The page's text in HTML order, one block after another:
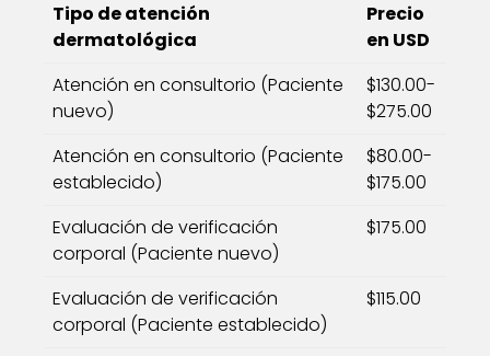
Tipo de atención
dermatológica
Precio
en USD
Atención en consultorio (Paciente
nuevo)
$130.00-
$275.00
Atención en consultorio (Paciente
establecido)
$80.00-
$175.00
Evaluación de verificación
corporal (Paciente nuevo)
$175.00
Evaluación de verificación
corporal (Paciente establecido)
$115.00